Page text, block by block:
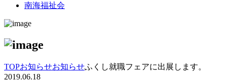
南海福祉会
TOPお知らせお知らせふくし就職フェアに出展します。
2019.06.18